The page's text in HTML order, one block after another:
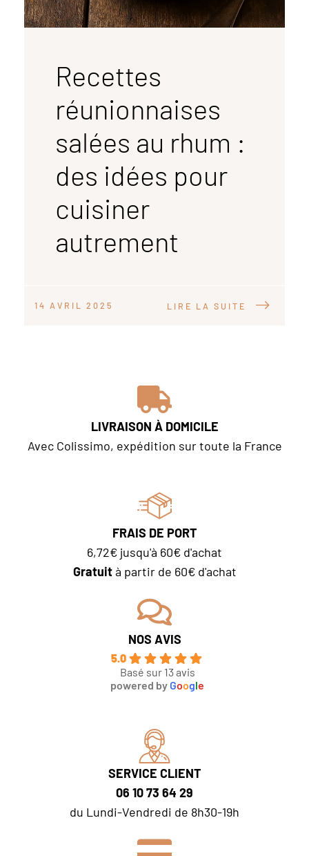
Recettes
réunionnaises
salées au rhum :
des idées pour
cuisiner
autrement
14 AVRIL 2025 LIRE LA SUITE
LIVRAISON À DOMICILE
Avec Colissimo, expédition sur toute la France
FRAIS DE PORT
6,72€ jusqu'à 60€ d'achat
Gratuità partir de 60€ d'achat
NOS AVIS
5.0
Basé sur 13 avis
powered by Google
SERVICE CLIENT
06 10 73 64 29
du Lundi-Vendredi de 8h30-19h